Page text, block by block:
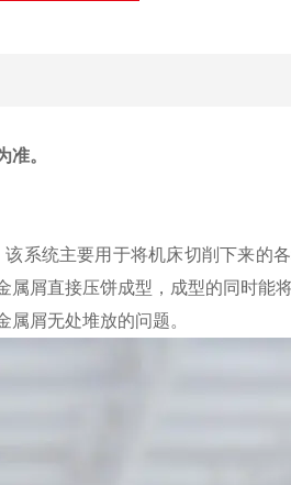
。
系统主要用于将机床切削下来的
屑直接压饼成型，成型的同时能
屑无处堆放的问题。